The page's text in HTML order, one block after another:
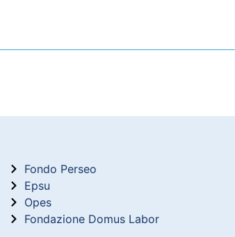
Fondo Perseo
Epsu
Opes
Fondazione Domus Labor